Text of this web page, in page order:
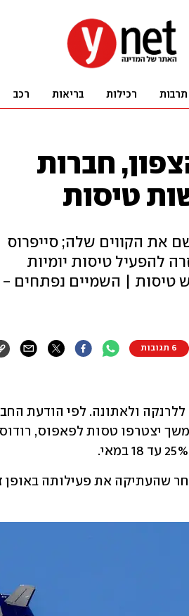
תרבות רכילות בריאות רכב
חברות
טיסות
את הקווים שלה; סייפרוס
להפעיל טיסות יומיות
טיסות | השמיים נפתחים -
6 תגובות